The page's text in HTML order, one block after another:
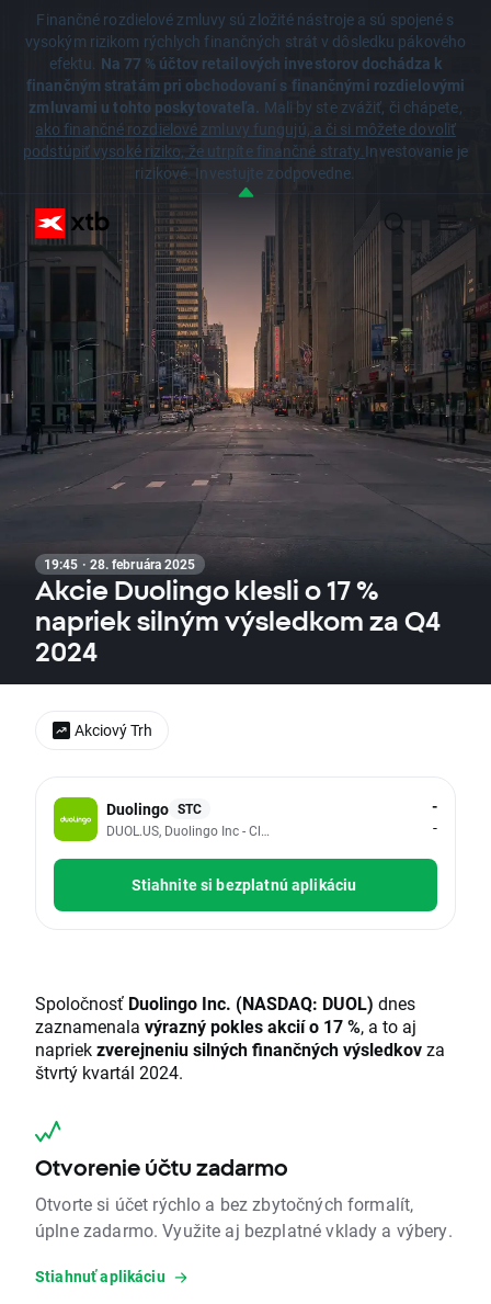
Finančné rozdielové zmluvy sú zložité nástroje a sú spojené s
vysokým rizikom rýchlych finančných strát v dôsledku pákového
efektu. Na 77 % účtov retailových investorov dochádza k
finančným stratám pri obchodovaní s finančnými rozdielovými
zmluvami u tohto poskytovateľa. Mali by ste zvážiť, či chápete,
ako finančné rozdielové zmluvy fungujú, a či si môžete dovoliť
podstúpiť vysoké riziko, že utrpíte finančné straty.Investovanie je
rizikové. Investujte zodpovedne.
19:45 · 28. februára 2025
Akcie Duolingo klesli o 17 %
napriek silným výsledkom za Q4
2024
Duolingo STC
DUOL.US, Duolingo Inc - Class A
-
-
Stiahnite si bezplatnú aplikáciu
Spoločnosť Duolingo Inc. (NASDAQ: DUOL) dnes
zaznamenala výrazný pokles akcií o 17 %, a to aj
napriekzverejneniu silných finančných výsledkovza
štvrtý kvartál 2024.
Otvorenie účtu zadarmo
Otvorte si účet rýchlo a bez zbytočných formalít,
úplne zadarmo. Využite aj bezplatné vklady a výbery.
Stiahnuť aplikáciu
Akciový Trh